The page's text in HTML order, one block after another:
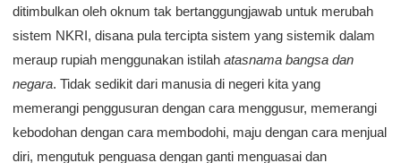
ditimbulkan oleh oknum tak bertanggungjawab untuk merubah
sistem NKRI, disana pula tercipta sistem yang sistemik dalam
meraup rupiah menggunakan istilah atasnama bangsa dan
negara. Tidak sedikit dari manusia di negeri kita yang
memerangi penggusuran dengan cara menggusur, memerangi
kebodohan dengan cara membodohi, maju dengan cara menjual
diri, mengutuk penguasa dengan ganti menguasai dan